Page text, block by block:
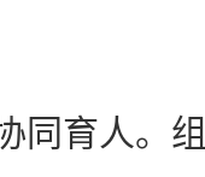
育人。组